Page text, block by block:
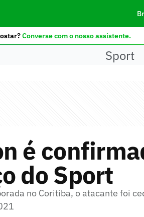
Converse com o nosso assistente.
Sport
é
do Sport
no Coritiba, o atacante foi